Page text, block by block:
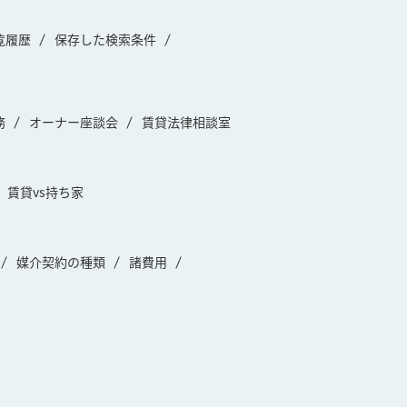
履歴
保存した検索条件
オーナー座談会 賃貸法律相談室
賃貸vs持ち家
媒介契約の種類
諸費用